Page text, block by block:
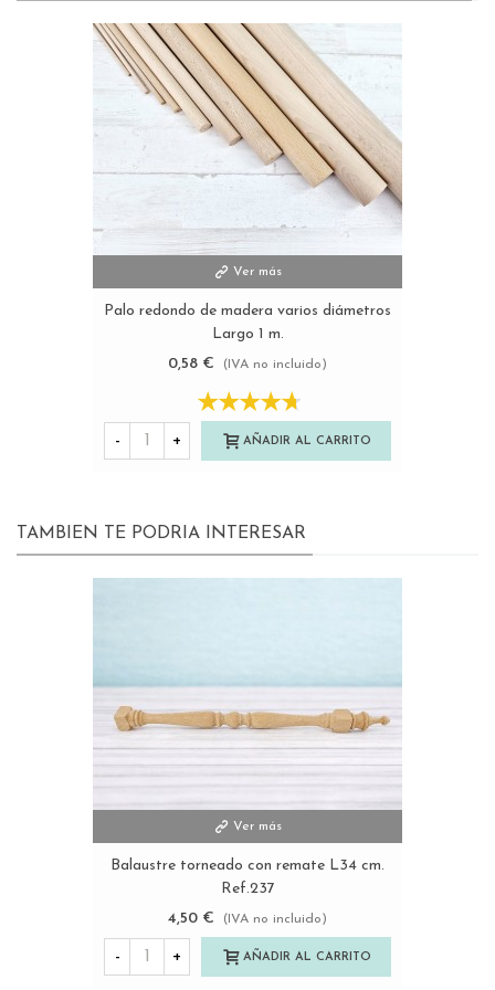
Ver más
Palo redondo de madera varios diámetros
Largo 1 m.
0,58 €
(IVA no incluido)
- + AÑADIR AL CARRITO
TAMBIEN TE PODRIA INTERESAR
Ver más
Balaustre torneado con remate L34 cm.
Ref.237
4,50 €
(IVA no incluido)
- + AÑADIR AL CARRITO